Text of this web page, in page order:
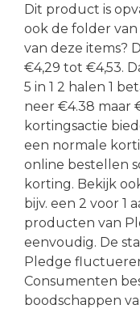
Dit product is
ook de folder van
van deze items?
€4,29 tot €4,53.
5 in 1 2 halen 1
neer €4.38 maar
kortingsactie
een normale
online bestellen
korting. Bekijk
bijv. een 2 voor 1
producten van
eenvoudig. De
Pledge
Consumenten
boodschappen